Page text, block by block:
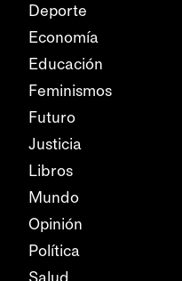
Deporte
Economía
Educación
Feminismos
Futuro
Justicia
Libros
Mundo
Opinión
Política